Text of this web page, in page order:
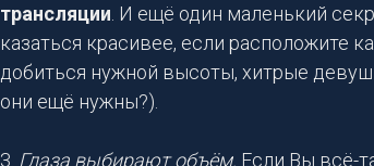
трансляции . И ещё один маленький
казаться красивее, если расположите
добиться нужной высоты, хитрые
они ещё нужны?).
3. Глаза выбирают объём. Если Вы всё-